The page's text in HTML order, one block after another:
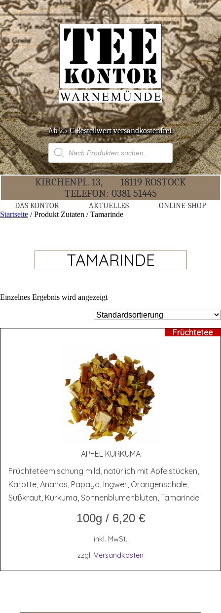
Ab 25 € Bestell­wert versandkostenfrei.
Products
search
KIR­CHEN­PL. 13,
18119 ROS­TOCK
TELE­FON: 0381 51445
DAS KON­TOR AKTU­EL­LES ONLINE-SHOP
Startseite / Produkt Zutaten / Tamarinde
TAMARINDE
Einzelnes Ergebnis wird angezeigt
Früchtetee
APFEL KUR­KU­MA
Früchteteemischung mild, natürlich mit Apfelstücken,
Karotte, Ananas, Papaya, Ingwer, Orangenschale,
Süßkraut, Kurkuma, Sonnenblumenblüten, Tamarinde
100g / 6,20 €
inkl. MwSt.
zzgl. Versandkosten